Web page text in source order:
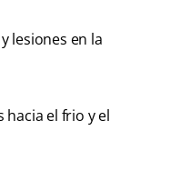
lesiones en la
hacia el frio y el